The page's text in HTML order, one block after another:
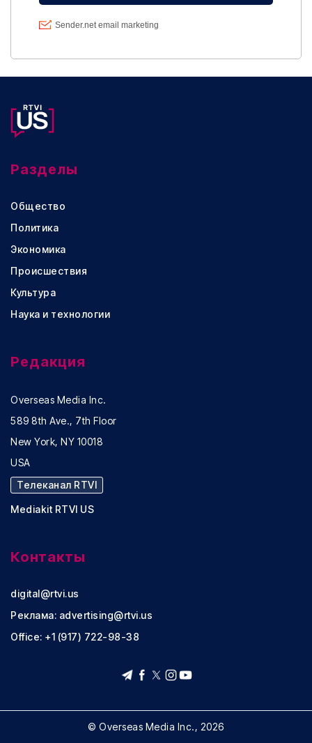
Разделы
Общество
Политика
Экономика
Происшествия
Культура
Наука и технологии
Редакция
Overseas Media Inc.
589 8th Ave., 7th Floor
New York, NY 10018
USA
Телеканал RTVI
Mediakit RTVI US
Контакты
digital@rtvi.us
Реклама: advertising@rtvi.us
Office: +1 (917) 722-98-38
© Overseas Media Inc., 2026